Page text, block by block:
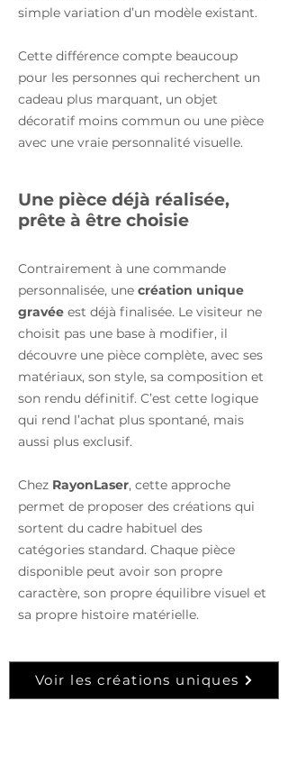
simple variation d’un modèle existant.
Cette différence compte beaucoup
pour les personnes qui recherchent un
cadeau plus marquant, un objet
décoratif moins commun ou une pièce
avec une vraie personnalité visuelle.
Une pièce déjà réalisée,
prête à être choisie
Contrairement à une commande
personnalisée, une création unique
gravée est déjà finalisée. Le visiteur ne
choisit pas une base à modifier, il
découvre une pièce complète, avec ses
matériaux, son style, sa composition et
son rendu définitif. C’est cette logique
qui rend l’achat plus spontané, mais
aussi plus exclusif.
Chez RayonLaser, cette approche
permet de proposer des créations qui
sortent du cadre habituel des
catégories standard. Chaque pièce
disponible peut avoir son propre
caractère, son propre équilibre visuel et
sa propre histoire matérielle.
Voir les créations uniques